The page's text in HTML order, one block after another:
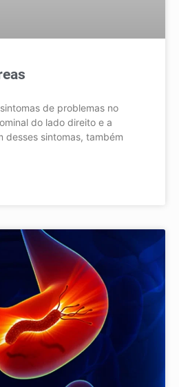
de problemas no
do lado direito e a
desses sintomas, também